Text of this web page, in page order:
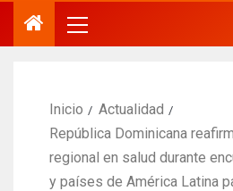
Inicio
Actualidad
República Dominicana
regional en salud durante
y países de América Latina